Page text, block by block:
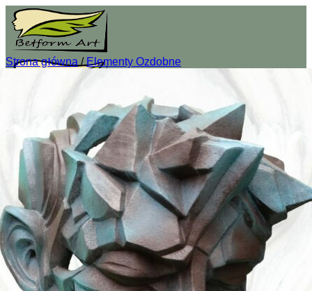
Przewiń
do
zawartości
O nas
Sklep
Wszystkie figury betonowe do ogrodu
Donice ogrodowe z betonu
Fontanny betonowe do ogrodu
Usługi
Regulamin
Prawa autorskie
Kontakt
Logowanie
Strona główna / Elementy Ozdobne